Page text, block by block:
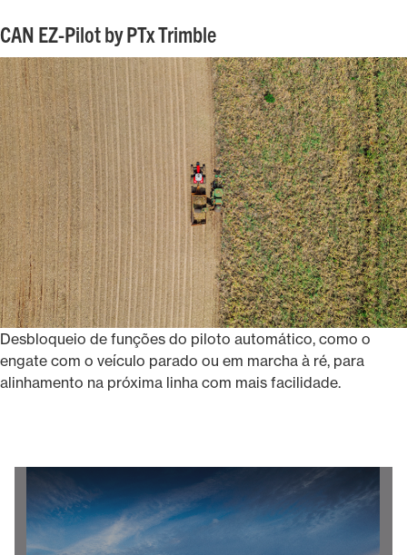
CAN EZ-Pilot by PTx Trimble
Desbloqueio de funções do piloto automático, como o
engate com o veículo parado ou em marcha à ré, para
alinhamento na próxima linha com mais facilidade.